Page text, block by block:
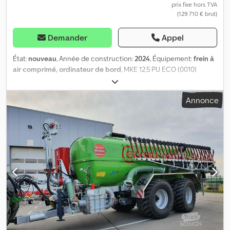
prix fixe hors TVA
(129 710 € brut)
Demander Appel
État: nouveau, Année de construction:2024, Équipement:frein à
air comprimé, ordinateur de bord, MKE 12,5 PU ECO (0010)
Zunhammer citerne à pompe (0020) MKE12,5PUE - Attelage trois
points (0030) RÉSERVOIR : (0040) Réservoir en polyester en forme
de cœur, 12 500 L, avec (0050) cloisons anti-roulis (0060) appui
angulaire, grands évidements pour roues, (0070) couvercle
rabattable avec charnière et (0080) fermeture à vis avec levier
(0090) indicateur de niveau à flotteur en inox à l’avant avec (0100)
tige en fibre Chjdezhc Haepfx Antja (0110) CHÂSSIS : (0120) cadre
en acier de haute qualité, intérieur et (0130) extérieur galvanisé à
chaud (0140) construction rigide en profil creux, (0150) traverses
avant et arrière (0160) conception brevetée ECO avec (0170)
conduites de pression intégrées dans les (0180) longerons (gain
d'espace et de poids) (0190) fixation basse avec timon à hauteur
réglable (0210) œillet d’attelage vissé pour boule 80 mm (0230)
support de charge automatique avec soupapes pneumatiques,
Annonce